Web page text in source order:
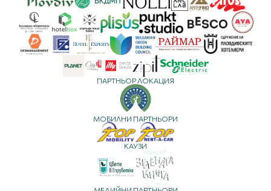
ПАРТНЬОР ЛОКАЦИЯ
МОБИЛНИ ПАРТНЬОРИ
КАУЗИ